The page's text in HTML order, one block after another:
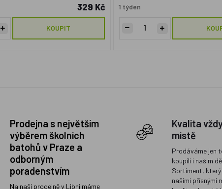
329 Kč
KOUPIT
1 týden
Prodejna s největším
výběrem školních
batohů v Praze a
odborným
poradenstvím
Na naší prodejně v Libni máme
Kvalita
místě
Prodáváme jen
koupili i našim
Sortiment, který
našimi přísnými